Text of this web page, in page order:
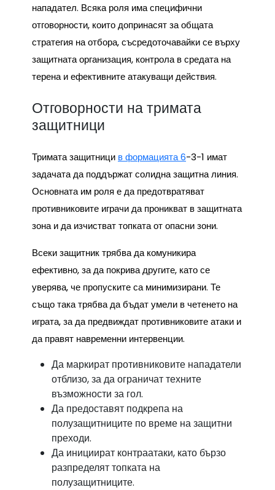
нападател. Всяка роля има специфични
отговорности, които допринасят за общата
стратегия на отбора, съсредоточавайки се върху
защитната организация, контрола в средата на
терена и ефективните атакуващи действия.
Отговорности на тримата
защитници
Тримата защитници в формацията 6-3-1 имат
задачата да поддържат солидна защитна линия.
Основната им роля е да предотвратяват
противниковите играчи да проникват в защитната
зона и да изчистват топката от опасни зони.
Всеки защитник трябва да комуникира
ефективно, за да покрива другите, като се
уверява, че пропуските са минимизирани. Те
също така трябва да бъдат умели в четенето на
играта, за да предвиждат противниковите атаки и
да правят навременни интервенции.
Да маркират противниковите нападатели
отблизо, за да ограничат техните
възможности за гол.
Да предоставят подкрепа на
полузащитниците по време на защитни
преходи.
Да инициират контраатаки, като бързо
разпределят топката на
полузащитниците.